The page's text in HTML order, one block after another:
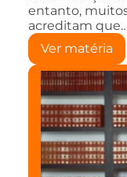
entanto,
acreditam
Ver matéria